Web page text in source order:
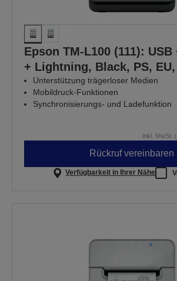
Epson TM-L100 (111):
+ Lightning, Black, PS,
Unterstützung trägerloser Medien
Mobildruck-Funktionen
Synchronisierungs- und Ladefunktion
inkl. MwSt.
Rückruf vereinbaren
Verfügbarkeit in Ihrer Nähe